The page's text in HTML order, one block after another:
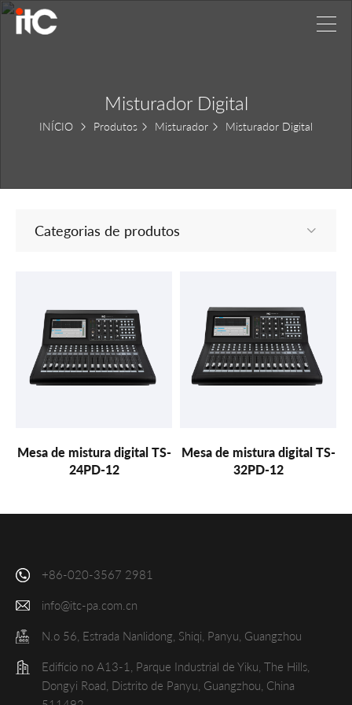
Misturador Digital
INÍCIO Produtos Misturador Misturador Digital
Categorias de produtos
Mesa de mistura digital TS-
24PD-12
Mesa de mistura digital TS-
32PD-12
+86-020-3567 2981
info@itc-pa.com.cn
N.o 56, Estrada Nanlidong, Shiqi, Panyu, Guangzhou
Edifício no A13-1, Parque Industrial de Yiku, The Hills,
Dongyi Road, Distrito de Panyu, Guangzhou, China